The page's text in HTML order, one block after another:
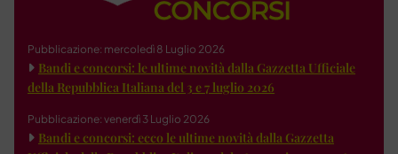
Pubblicazione: mercoledì 8 Luglio 2026
Bandi e concorsi: le ultime novità dalla Gazzetta Ufficiale
della Repubblica Italiana del 3 e 7 luglio 2026
Pubblicazione: venerdì 3 Luglio 2026
Bandi e concorsi: ecco le ultime novità dalla Gazzetta